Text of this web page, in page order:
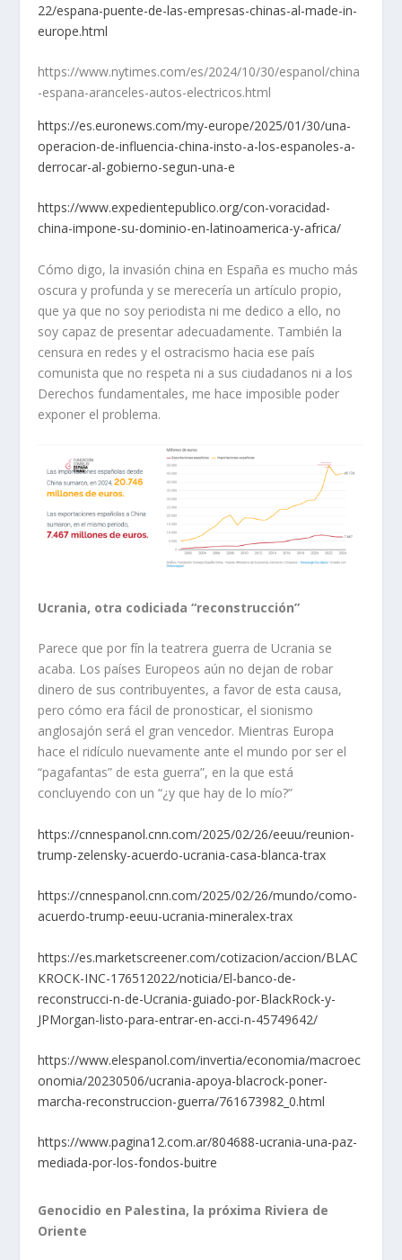
22/espana-puente-de-las-empresas-chinas-al-made-in-
europe.html
https://www.nytimes.com/es/2024/10/30/espanol/china
-espana-aranceles-autos-electricos.html
https://es.euronews.com/my-europe/2025/01/30/una-
operacion-de-influencia-china-insto-a-los-espanoles-a-
derrocar-al-gobierno-segun-una-e
https://www.expedientepublico.org/con-voracidad-
china-impone-su-dominio-en-latinoamerica-y-africa/
Cómo digo, la invasión china en España es mucho más
oscura y profunda y se merecería un artículo propio,
que ya que no soy periodista ni me dedico a ello, no
soy capaz de presentar adecuadamente. También la
censura en redes y el ostracismo hacia ese país
comunista que no respeta ni a sus ciudadanos ni a los
Derechos fundamentales, me hace imposible poder
exponer el problema.
Ucrania, otra codiciada “reconstrucción”
Parece que por fín la teatrera guerra de Ucrania se
acaba. Los países Europeos aún no dejan de robar
dinero de sus contribuyentes, a favor de esta causa,
pero cómo era fácil de pronosticar, el sionismo
anglosajón será el gran vencedor. Mientras Europa
hace el ridículo nuevamente ante el mundo por ser el
“pagafantas” de esta guerra”, en la que está
concluyendo con un “¿y que hay de lo mío?”
https://cnnespanol.cnn.com/2025/02/26/eeuu/reunion-
trump-zelensky-acuerdo-ucrania-casa-blanca-trax
https://cnnespanol.cnn.com/2025/02/26/mundo/como-
acuerdo-trump-eeuu-ucrania-mineralex-trax
https://es.marketscreener.com/cotizacion/accion/BLAC
KROCK-INC-176512022/noticia/El-banco-de-
reconstrucci-n-de-Ucrania-guiado-por-BlackRock-y-
JPMorgan-listo-para-entrar-en-acci-n-45749642/
https://www.elespanol.com/invertia/economia/macroec
onomia/20230506/ucrania-apoya-blacrock-poner-
marcha-reconstruccion-guerra/761673982_0.html
https://www.pagina12.com.ar/804688-ucrania-una-paz-
mediada-por-los-fondos-buitre
Genocidio en Palestina, la próxima Riviera de
Oriente